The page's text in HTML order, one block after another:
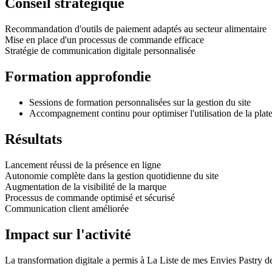
Conseil stratégique
Recommandation d'outils de paiement adaptés au secteur alimentaire
Mise en place d'un processus de commande efficace
Stratégie de communication digitale personnalisée
Formation approfondie
Sessions de formation personnalisées sur la gestion du site
Accompagnement continu pour optimiser l'utilisation de la
Résultats
Lancement réussi de la présence en ligne
Autonomie complète dans la gestion quotidienne du site
Augmentation de la visibilité de la marque
Processus de commande optimisé et sécurisé
Communication client améliorée
Impact sur l'activité
La transformation digitale a permis à La Liste de mes Envies Pastry